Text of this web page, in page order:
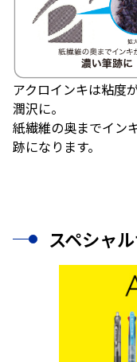
アクロインキは粘度
潤沢に。
紙繊維の奥までイン
跡になります。
スペシャ